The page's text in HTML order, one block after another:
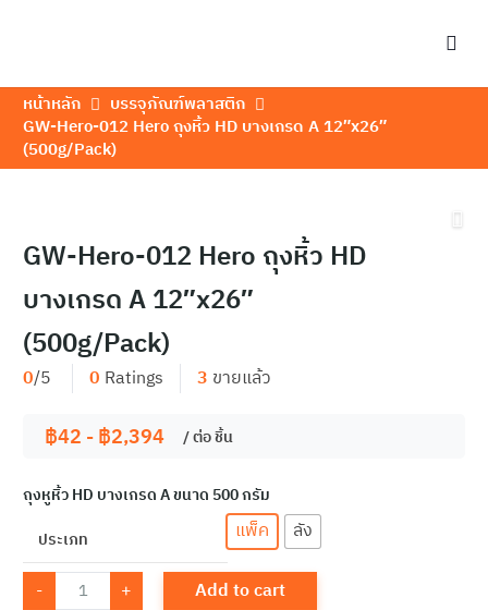
หน้าหลัก
บรรจุภัณฑ์พลาสติก
GW-Hero-012 Hero ถุงหิ้ว HD บางเกรด A 12″x26″
(500g/Pack)
GW-Hero-012 Hero ถุงหิ้ว HD
บางเกรด A 12″x26″
(500g/Pack)
0/5 0 Ratings 3 ขายแล้ว
฿42 -฿2,394 / ต่อชิ้น
ถุงหูหิ้วHD บางเกรด Aขนาด 500 กรัม
ประเภท
แพ็ค ลัง
- GW-
Hero- + Add to cart